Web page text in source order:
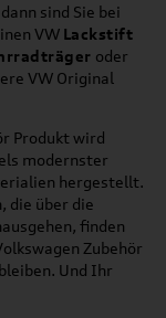
sind Sie bei
VW Lackstift
oder
VW Original
Produkt wird
modernster
hergestellt.
die über die
finden
Zubehör
Und Ihr